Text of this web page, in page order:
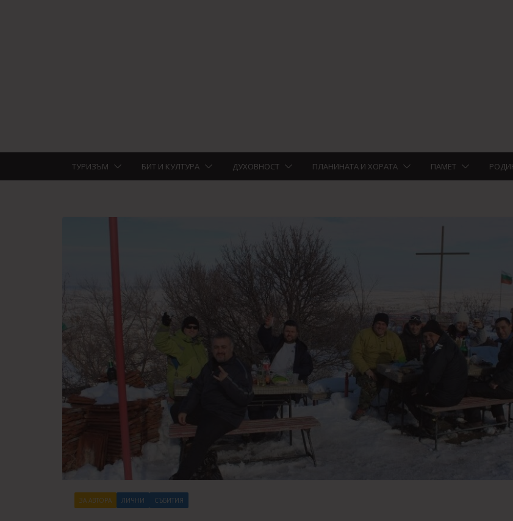
ТУРИЗЪМ БИТ И КУЛТУРА ДУХОВНОСТ ПЛАНИНАТА И ХОРАТА ПАМЕТ
ЗА АВТОРА ЛИЧНИ СЪБИТИЯ